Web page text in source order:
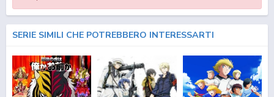
SERIE SIMILI CHE POTREBBERO INTERESSARTI